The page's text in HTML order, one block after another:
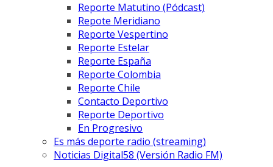
Reporte Matutino (Pódcast)
Repote Meridiano
Reporte Vespertino
Reporte Estelar
Reporte España
Reporte Colombia
Reporte Chile
Contacto Deportivo
Reporte Deportivo
En Progresivo
Es más deporte radio (streaming)
Noticias Digital58 (Versión Radio FM)